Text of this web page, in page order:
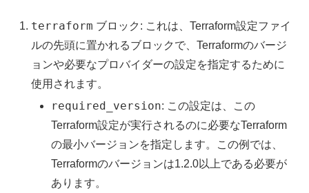
terraform ブロック: これは、Terraform設定ファイ
ルの先頭に置かれるブロックで、Terraformのバージ
ョンや必要なプロバイダーの設定を指定するために
使用されます。
required_version: この設定は、この
Terraform設定が実行されるのに必要なTerraform
の最小バージョンを指定します。この例では、
Terraformのバージョンは1.2.0以上である必要が
あります。